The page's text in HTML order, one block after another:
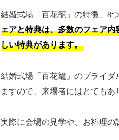
結婚式場「百花籠」の特徴、8
ェアと特典は、多数のフェア
しい特典があります。
結婚式場「百花籠」のブライダ
ますので、来場者にはとてもあ
実際に会場の見学や、お料理の